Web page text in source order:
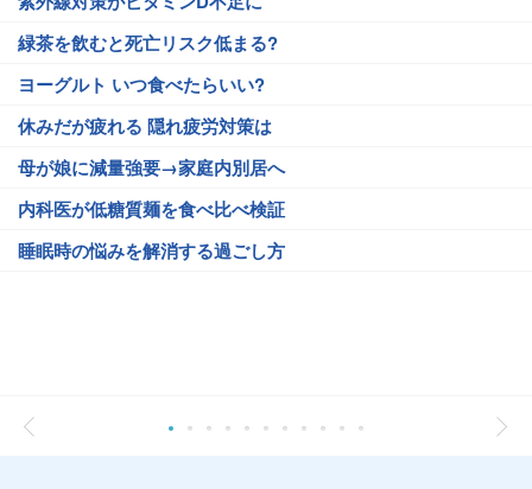
緑茶を飲むと死亡リスク低まる?
ヨーグルト いつ食べたらいい?
休みだが疲れる 隠れ疲労対策は
母が娘に減量強要→家庭内別居へ
内科医が低糖質麺を食べ比べ検証
睡眠時の悩みを解消する過ごし方